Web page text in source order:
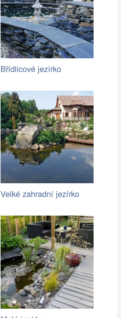
Břidlicové jezírko
Velké zahradní jezírko